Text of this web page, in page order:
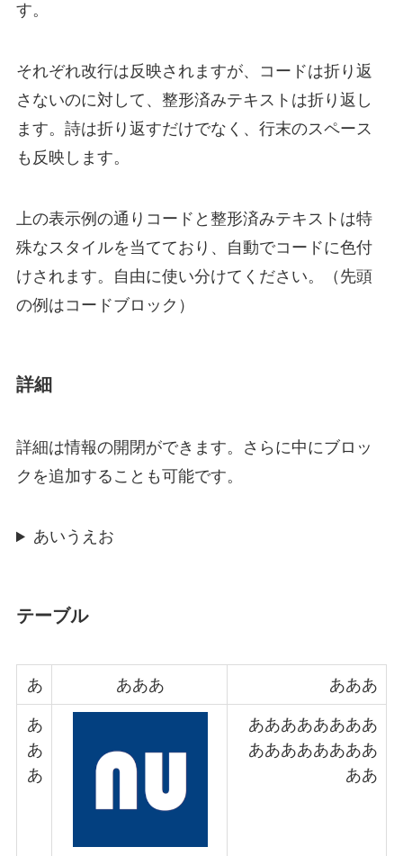
す。
それぞれ改行は反映されますが、コードは折り返
さないのに対して、整形済みテキストは折り返し
ます。詩は折り返すだけでなく、行末のスペース
も反映します。
上の表示例の通りコードと整形済みテキストは特
殊なスタイルを当てており、自動でコードに色付
けされます。自由に使い分けてください。（先頭
の例はコードブロック）
詳細
詳細は情報の開閉ができます。さらに中にブロッ
クを追加することも可能です。
あいうえお
テーブル
あ あああ あああ
あ
あ
あ
ああああああああ
ああああああああ
ああ